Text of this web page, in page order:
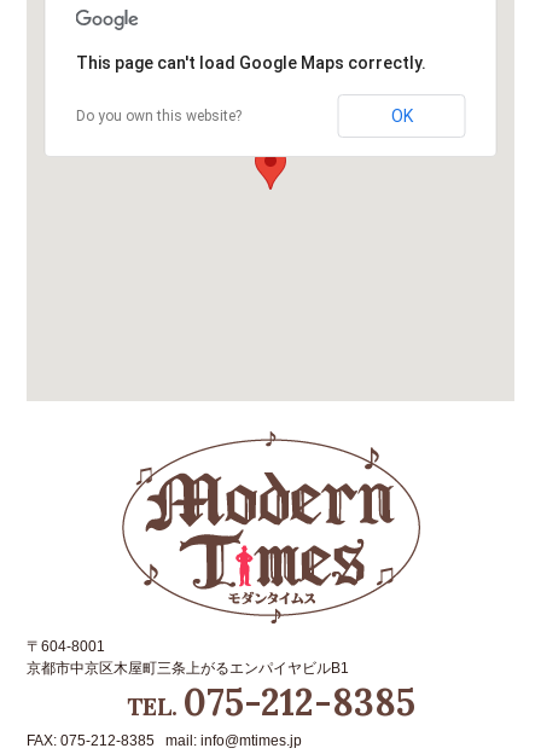
This page can't load Google Maps correctly.
Do you own this website? OK
〒604-8001
京都市中京区木屋町三条上がるエンパイヤビルB1
TEL. 075-212-8385
FAX: 075-212-8385 mail: info@mtimes.jp